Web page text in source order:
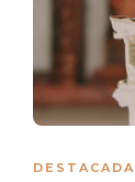
DESTACADA